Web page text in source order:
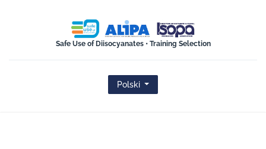
ISOPA-AISBL
Safe Use of Diisocyanates • Training Selection
Polski